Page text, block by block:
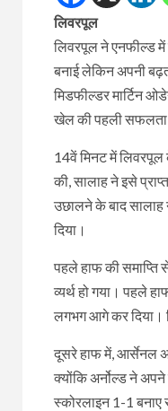
लिवरपूल
लिवरपूल ने एनफील्ड
बनाई लेकिन अपनी
मिडफील्डर मार्टिन
खेल की पहली सफलता
14वें मिनट में
की, सालाह ने इसे
उछालने के बाद
दिया।
पहले हाफ की समाप्ति
व्यर्थ हो गया। पहले
लगभग आगे कर दिया।
दूसरे हाफ में, आर्सेनल
क्योंकि अर्नोल्ड ने
स्कोरलाइन 1-1 बनाए